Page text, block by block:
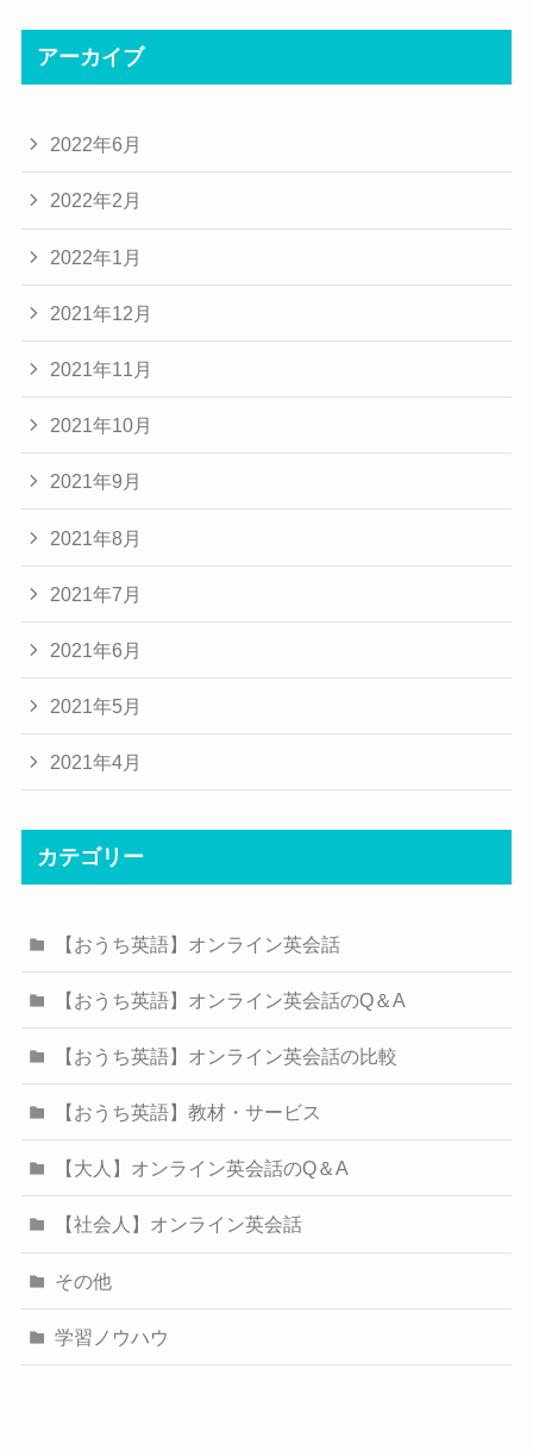
アーカイブ
2022年6月
2022年2月
2022年1月
2021年12月
2021年11月
2021年10月
2021年9月
2021年8月
2021年7月
2021年6月
2021年5月
2021年4月
カテゴリー
【おうち英語】オンライン英会話
【おうち英語】オンライン英会話のQ＆A
【おうち英語】オンライン英会話の比較
【おうち英語】教材・サービス
【大人】オンライン英会話のQ＆A
【社会人】オンライン英会話
その他
学習ノウハウ